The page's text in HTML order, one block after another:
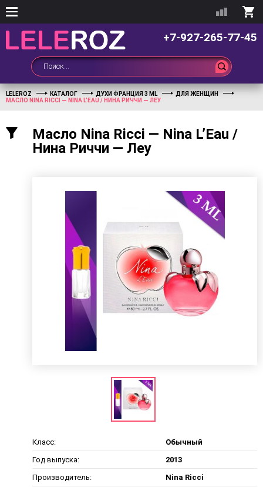
+7-927-265-77-45
LELEROZ КАТАЛОГ ДУХИ ФРАНЦИЯ 3 ML
ДЛЯ ЖЕНЩИН
МАСЛО NINA RICCI — NINA L’EAU / НИНА РИЧЧИ — ЛЕУ
Масло Nina Ricci — Nina L’Eau /
Нина Риччи — Леу
Класс:
Обычный
Год выпуска:
2013
Производитель:
Nina Ricci